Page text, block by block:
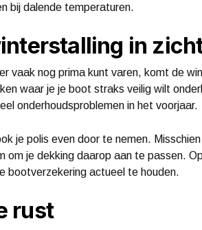
bij dalende temperaturen.
in
vaak nog prima kunt varen, komt de
waar je je boot straks veilig wilt
onderhoudsproblemen in het voorjaar.
je polis even door te nemen.
om je dekking daarop aan te passen.
bootverzekering actueel te houden.
rust